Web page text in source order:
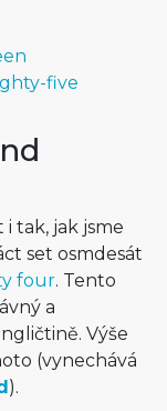
five
tak, jak jsme
set osmdesát
four. Tento
a
Výše
(vynechává
).